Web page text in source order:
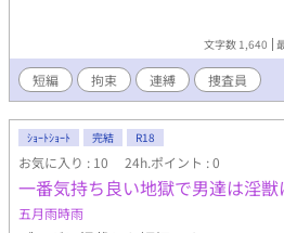
文字数 1,640
短編 拘束 連縛 捜査員
ｼｮｰﾄｼｮｰﾄ 完結 R18
お気に入り : 10 24h.ポイント : 0
一番気持ち良い地獄で男達は淫獣
五月雨時雨